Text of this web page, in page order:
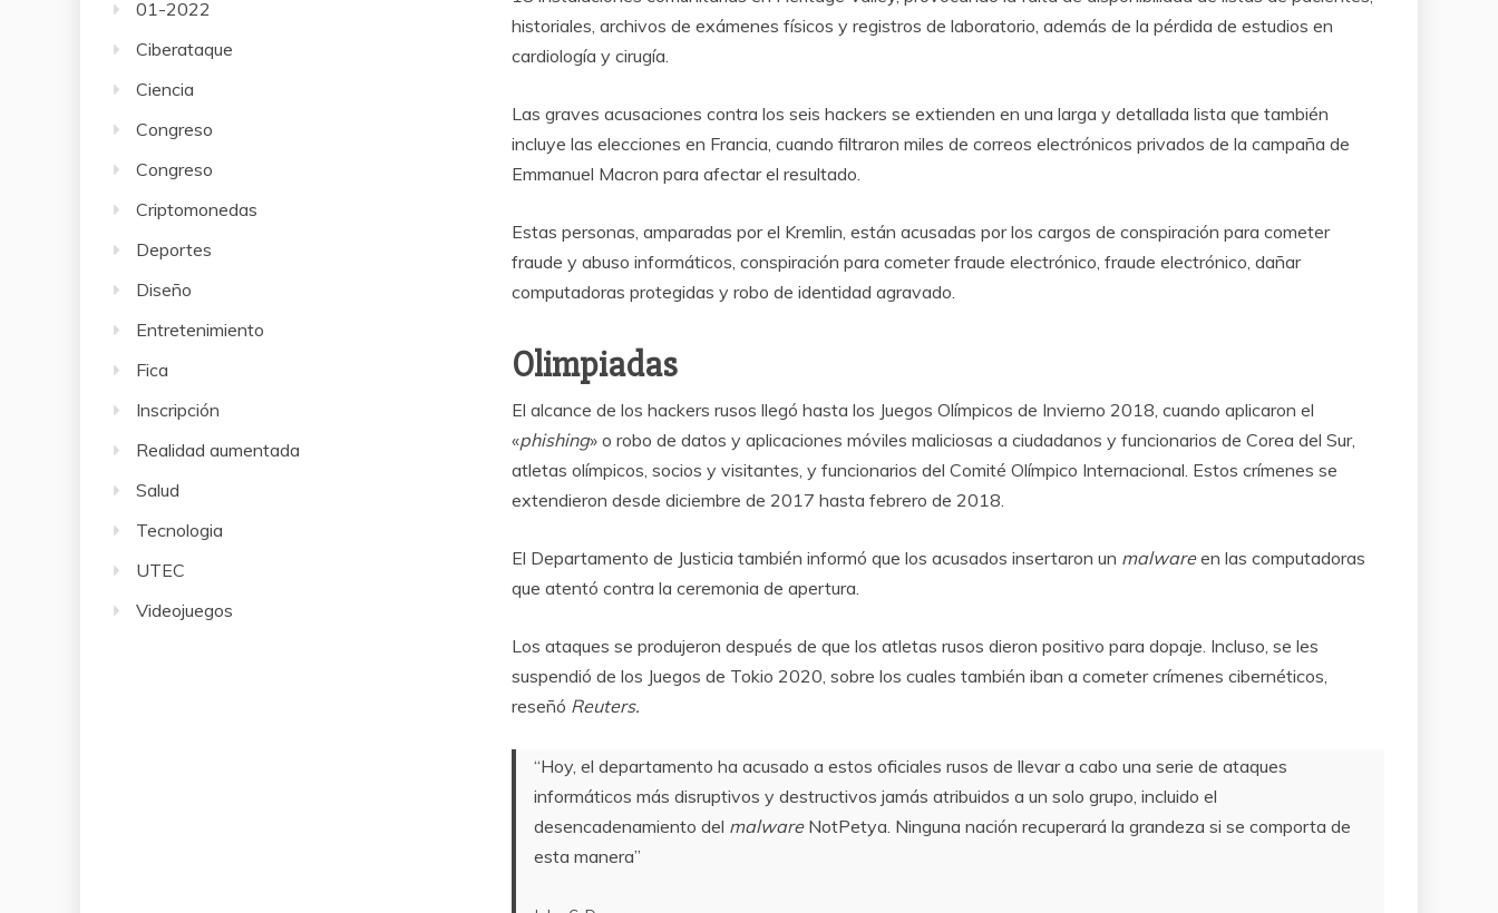
historiales, archivos de exámenes físicos y registros de laboratorio, además de la pérdida de estudios en
cardiología y cirugía.
Las graves acusaciones contra los seis hackers se extienden en una larga y detallada lista que también
incluye las elecciones en Francia, cuando filtraron miles de correos electrónicos privados de la campaña de
Emmanuel Macron para afectar el resultado.
Estas personas, amparadas por el Kremlin, están acusadas por los cargos de conspiración para cometer
fraude y abuso informáticos, conspiración para cometer fraude electrónico, fraude electrónico, dañar
computadoras protegidas y robo de identidad agravado.
Olimpiadas
El alcance de los hackers rusos llegó hasta los Juegos Olímpicos de Invierno 2018, cuando aplicaron el
«phishing» o robo de datos y aplicaciones móviles maliciosas a ciudadanos y funcionarios de Corea del Sur,
atletas olímpicos, socios y visitantes, y funcionarios del Comité Olímpico Internacional. Estos crímenes se
extendieron desde diciembre de 2017 hasta febrero de 2018.
El Departamento de Justicia también informó que los acusados insertaron un malwareen las computadoras
que atentó contra la ceremonia de apertura.
Los ataques se produjeron después de que los atletas rusos dieron positivo para dopaje. Incluso, se les
suspendió de los Juegos de Tokio 2020, sobre los cuales también iban a cometer crímenes cibernéticos,
reseñó Reuters.
“Hoy, el departamento ha acusado a estos oficiales rusos de llevar a cabo una serie de ataques
informáticos más disruptivos y destructivos jamás atribuidos a un solo grupo, incluido el
desencadenamiento del malwareNotPetya. Ninguna nación recuperará la grandeza si se comporta de
esta manera”
01-2022
Ciberataque
Ciencia
Congreso
Congreso
Criptomonedas
Deportes
Diseño
Entretenimiento
Fica
Inscripción
Realidad aumentada
Salud
Tecnologia
UTEC
Videojuegos